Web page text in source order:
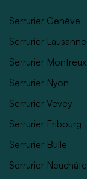
Serrurier Genève
Serrurier Lausanne
Serrurier Montreux
Serrurier Nyon
Serrurier Vevey
Serrurier Fribourg
Serrurier Bulle
Serrurier